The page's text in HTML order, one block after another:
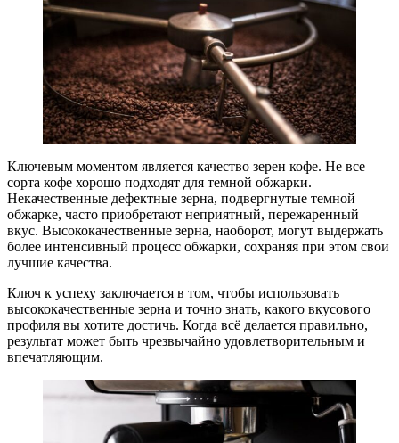
Ключевым моментом является качество зерен кофе. Не все
сорта кофе хорошо подходят для темной обжарки.
Некачественные дефектные зерна, подвергнутые темной
обжарке, часто приобретают неприятный, пережаренный
вкус. Высококачественные зерна, наоборот, могут выдержать
более интенсивный процесс обжарки, сохраняя при этом свои
лучшие качества.
Ключ к успеху заключается в том, чтобы использовать
высококачественные зерна и точно знать, какого вкусового
профиля вы хотите достичь. Когда всё делается правильно,
результат может быть чрезвычайно удовлетворительным и
впечатляющим.